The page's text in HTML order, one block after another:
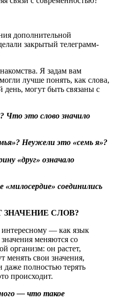
дополнительной
закрытый телеграмм-
Я задам вам
лучше понять, как слова,
могут быть связаны с
Что это слово значило
Неужели это «семь я»?
«друг» означало
«милосердие» соединились
СЛОВ?
— как язык
меняются со
организм: он растет,
менять свои значения,
даже полностью терять
происходит.
— что такое